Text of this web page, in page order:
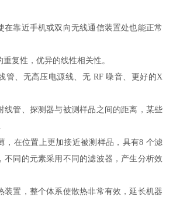
在靠近手机或双向无线通信装置处也能正常
复性，优异的线性相关性。
管、无高压电源线、无 RF 噪音、更好的X
线管、探测器与被测样品之间的距离，某些
，在位置上更加接近被测样品，具有8 个滤
不同的元素采用不同的滤波器，产生分析效
装置，整个体系使散热非常有效，延长机器